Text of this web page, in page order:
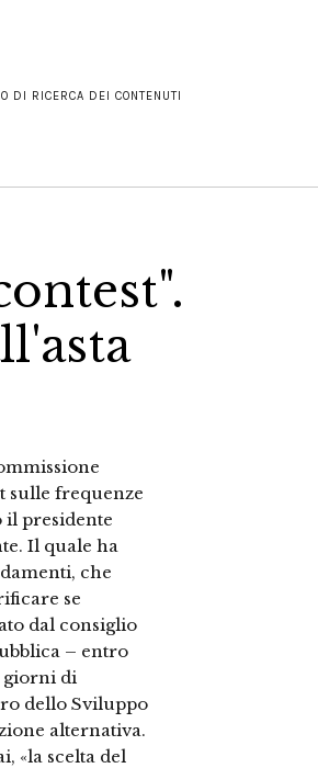
DI RICERCA DEI CONTENUTI
sulle frequenze
il presidente
Il quale ha
che
se
dal consiglio
– entro
giorni di
dello Sviluppo
alternativa.
«la scelta del